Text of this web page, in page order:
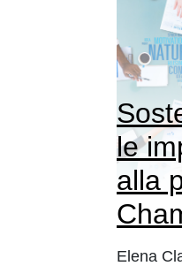
le
alla
Elena